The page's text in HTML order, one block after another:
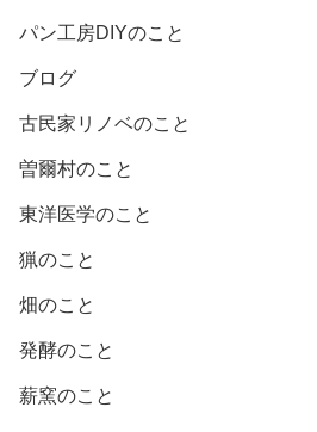
パン工房DIYのこと
ブログ
古民家リノベのこと
曽爾村のこと
東洋医学のこと
猟のこと
畑のこと
発酵のこと
薪窯のこと